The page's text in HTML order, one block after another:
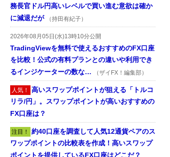
務長官ドル円高いレベルで買い進む意欲は確か
に減退だが
（持田有紀子）
2026年08月05日(水)13時10分公開
TradingViewを無料で使えるおすすめのFX口座
を比較！公式の有料プランとの違いや利用でき
るインジケーターの数な…
（ザイFX！編集部）
人気！ 高いスワップポイントが狙える「トルコ
リラ/円」。スワップポイントが高いおすすめの
FX口座は？
注目！ 約40口座を調査して人気12通貨ペアのス
ワップポイントの比較表を作成！高いスワップ
ポイントを提供しているFX口座はどこだ？